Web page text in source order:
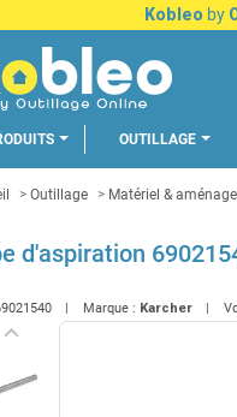
Kobleo by
OUTILLAGE
Outillage Matériel &
d'aspiration
Marque : Karcher
keyboard_arrow_left